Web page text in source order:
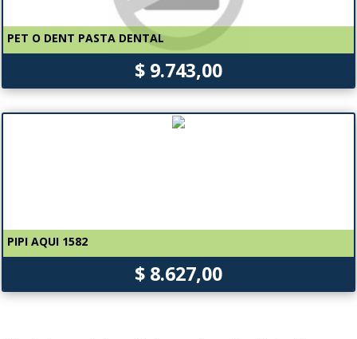
PET O DENT PASTA DENTAL
$ 9.743,00
PIPI AQUI 1582
$ 8.627,00